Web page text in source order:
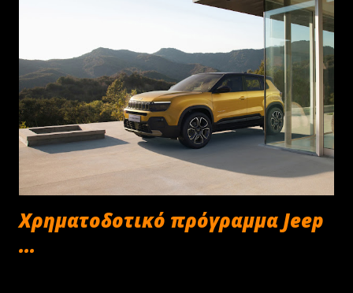
Χρηματοδοτικό πρόγραμμα Jeep
...